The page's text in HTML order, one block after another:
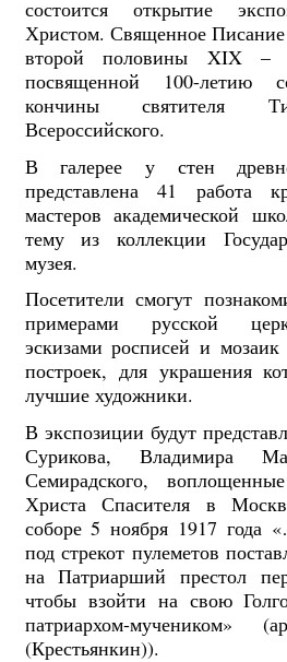
состоится открытие
Христом. Священное
второй половины XIX –
посвященной 100-летию
кончины святителя
Всероссийского.
В галерее у стен
представлена 41 работа
мастеров академической
тему из коллекции
музея.
Посетители смогут
примерами русской
эскизами росписей и
построек, для украшения
лучшие художники.
В экспозиции будут
Сурикова, Владимира
Семирадского,
Христа Спасителя в
соборе 5 ноября 1917 года
под стрекот пулеметов
на Патриарший престол
чтобы взойти на свою
патриархом-мучеником»
(Крестьянкин)).